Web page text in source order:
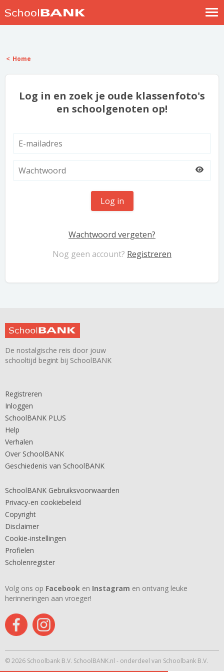
Help
Home
Log in en zoek je oude klassenfoto's
en schoolgenoten op!
Log in
Wachtwoord vergeten?
Nog geen account? Registreren
De nostalgische reis door jouw
schooltijd begint bij SchoolBANK
Registreren
Inloggen
SchoolBANK PLUS
Help
Verhalen
Over SchoolBANK
Geschiedenis van SchoolBANK
SchoolBANK Gebruiksvoorwaarden
Privacy-en cookiebeleid
Copyright
Disclaimer
Cookie-instellingen
Profielen
Scholenregister
Volg ons op Facebook en Instagram en ontvang leuke
herinneringen aan vroeger!
© 2026 Schoolbank B.V. SchoolBANK.nl - onderdeel van Schoolbank B.V.